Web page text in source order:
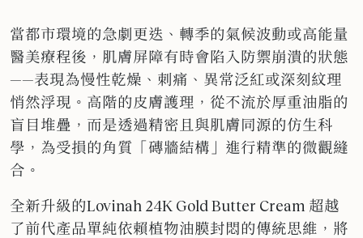
當都市環境的急劇更迭、轉季的氣候波動或高能量
醫美療程後，肌膚屏障有時會陷入防禦崩潰的狀態
——表現為慢性乾燥、刺痛、異常泛紅或深刻紋理
悄然浮現。高階的皮膚護理，從不流於厚重油脂的
盲目堆疊，而是透過精密且與肌膚同源的仿生科
學，為受損的角質「磚牆結構」進行精準的微觀縫
合。
全新升級的Lovinah 24K Gold Butter Cream 超越
了前代產品單純依賴植物油膜封悶的傳統思維，將